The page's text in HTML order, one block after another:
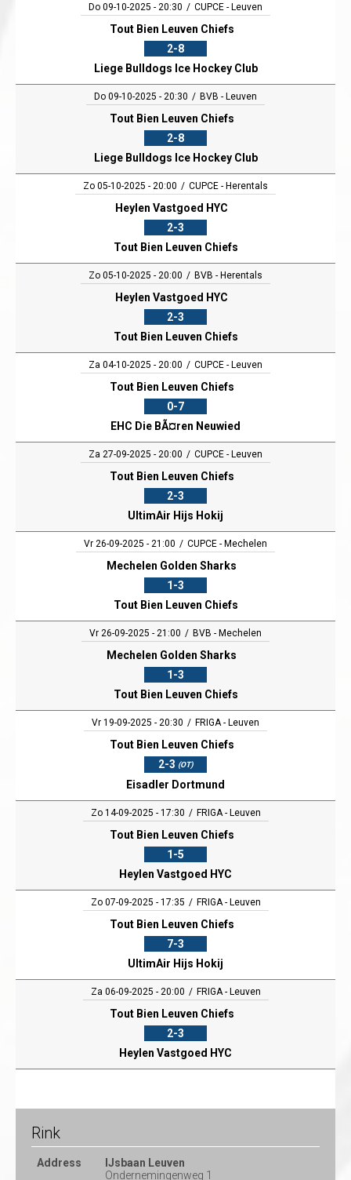
Do 09-10-2025 - 20:30 CUPCE - Leuven
Tout Bien Leuven Chiefs
2-8
Liege Bulldogs Ice Hockey Club
Do 09-10-2025 - 20:30 BVB - Leuven
Tout Bien Leuven Chiefs
2-8
Liege Bulldogs Ice Hockey Club
Zo 05-10-2025 - 20:00 CUPCE - Herentals
Heylen Vastgoed HYC
2-3
Tout Bien Leuven Chiefs
Zo 05-10-2025 - 20:00 BVB - Herentals
Heylen Vastgoed HYC
2-3
Tout Bien Leuven Chiefs
Za 04-10-2025 - 20:00 CUPCE - Leuven
Tout Bien Leuven Chiefs
0-7
EHC Die BÃ¤ren Neuwied
Za 27-09-2025 - 20:00 CUPCE - Leuven
Tout Bien Leuven Chiefs
2-3
UltimAir Hijs Hokij
Vr 26-09-2025 - 21:00 CUPCE - Mechelen
Mechelen Golden Sharks
1-3
Tout Bien Leuven Chiefs
Vr 26-09-2025 - 21:00 BVB - Mechelen
Mechelen Golden Sharks
1-3
Tout Bien Leuven Chiefs
Vr 19-09-2025 - 20:30 FRIGA - Leuven
Tout Bien Leuven Chiefs
2-3 (OT)
Eisadler Dortmund
Zo 14-09-2025 - 17:30 FRIGA - Leuven
Tout Bien Leuven Chiefs
1-5
Heylen Vastgoed HYC
Zo 07-09-2025 - 17:35 FRIGA - Leuven
Tout Bien Leuven Chiefs
7-3
UltimAir Hijs Hokij
Za 06-09-2025 - 20:00 FRIGA - Leuven
Tout Bien Leuven Chiefs
2-3
Heylen Vastgoed HYC
Rink
Address
IJsbaan Leuven
Ondernemingenweg 1